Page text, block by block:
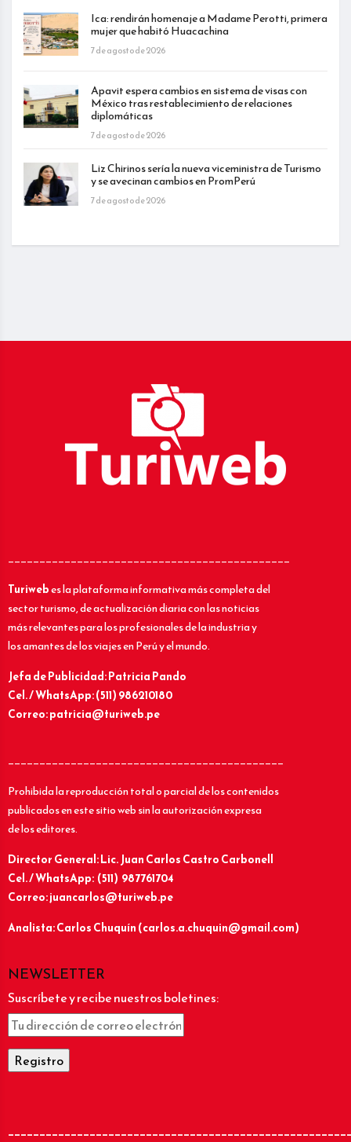
Ica: rendirán homenaje a Madame Perotti, primera
mujer que habitó Huacachina
7 de agosto de 2026
Apavit espera cambios en sistema de visas con
México tras restablecimiento de relaciones
diplomáticas
7 de agosto de 2026
Liz Chirinos sería la nueva viceministra de Turismo
y se avecinan cambios en PromPerú
7 de agosto de 2026
_____________________________________________
Turiwebes la plataforma informativa más completa del
sector turismo, de actualización diaria con las noticias
más relevantes para los profesionales de la industria y
los amantes de los viajes en Perú y el mundo.
Jefa de Publicidad: Patricia Pando
Cel. / WhatsApp: (511) 986210180
Correo: patricia@turiweb.pe
____________________________________________
Prohibida la reproducción total o parcial de los contenidos
publicados en este sitio web sin la autorización expresa
de los editores.
Director General: Lic.Juan Carlos Castro Carbonell
Cel. / WhatsApp: (511) 987761704
Correo: juancarlos@turiweb.pe
Analista: Carlos Chuquín (carlos.a.chuquin@gmail.com)
NEWSLETTER
Suscríbete y recibe nuestros boletines: